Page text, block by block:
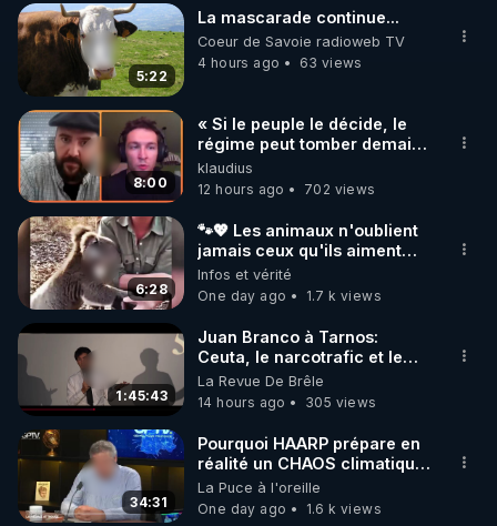
▶ 30 jours gratuit sur l’application de méditation et
de bien-être ENVOL :
Rendez-vous sur https://www.envol.app/code
le code : REGENERE
5:22
La mascarade continue...
Coeur de Savoie radioweb TV
4 hours ago
63 views
8:00
« Si le peuple le décide, le
régime peut tomber demain !
»
klaudius
12 hours ago
702 views
6:28
🐾💖 Les animaux n'oublient
jamais ceux qu'ils aiment…
🥹❤️
Infos et vérité
One day ago
1.7 k views
1:45:43
Juan Branco à Tarnos:
Ceuta, le narcotrafic et le
pouvoir en France
La Revue De Brêle
14 hours ago
305 views
34:31
Pourquoi HAARP prépare en
réalité un CHAOS climatique,
on répond
La Puce à l'oreille
One day ago
1.6 k views